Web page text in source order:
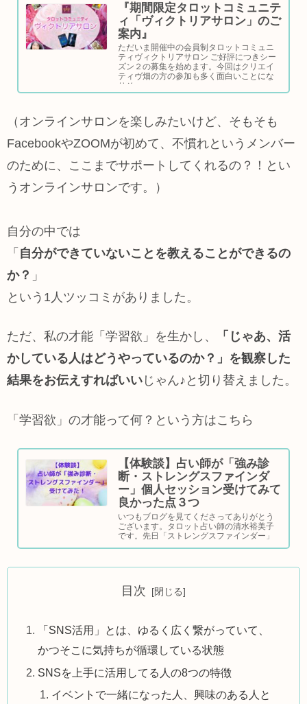
『期間限定タロットコミュニテ
ィ「ヴィクトリアサロン」のご
案内』
ただいま開催中の会員制タロットコミュニ
ティヴィクトリアサロン ご好評につきシー
ズン２の募集を始めます。今回はクリエイ
ティヴ畑の方の参加も多く面白いことにな
りそ…
（オンラインサロンを楽しみたいけど、そもそも
FacebookやZOOMが初めて、不慣れというメンバー
のために、ここまでサポートしてくれるの？！とい
うオンラインサロンです。）
自分の中では
「 自分ができていないことを教えることができるの
か？ 」
という1人ツッコミがありました。
ただ、私の才能「学習欲」を生かし、
「じゃあ、活
かしている人はどうやっているのか？」を観察した
結果をお伝えすればいい じゃん♪と切り替えました。
「学習欲」の才能って何？という方はこちら
【体験談】占い師が「強み診
断・ストレングスファインダ
ー」個人セッション受けてみて
良かった点３つ
いつもブログを見てくださってありがとう
ございます。タロット占い師の清水裕美子
です。先日「ストレングスファインダー」
目次
「SNS活用」とは、ゆるく広く繋がっていて、
かつそこに気持ちが循環している状態
SNSを上手に活用してる人の8つの特徴
イベントで一緒になった人、興味のある人と